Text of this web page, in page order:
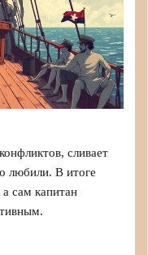
сливает
любили. В итоге
сам капитан